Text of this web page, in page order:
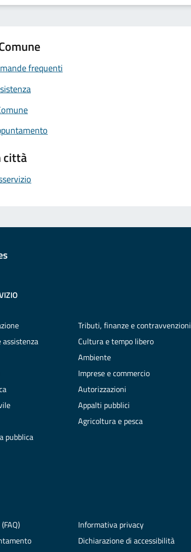
frequenti
città
assistenza
pubblica
Tributi, finanze e contravvenzioni
Cultura e tempo libero
Ambiente
Imprese e commercio
Autorizzazioni
Appalti pubblici
Agricoltura e pesca
Informativa privacy
Dichiarazione di accessibilità